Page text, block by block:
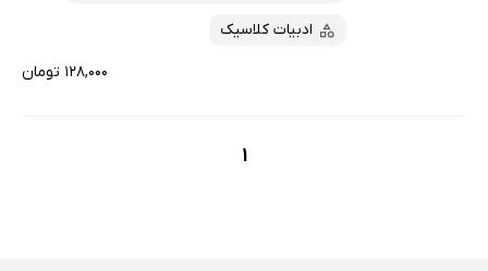
ادبیات کلاسیک
۱۲۸,۰۰۰ تومان
1